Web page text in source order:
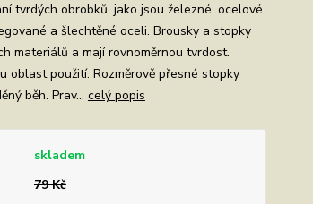
tvrdých obrobků, jako jsou železné, ocelové
a šlechtěné oceli. Brousky a stopky
materiálů a mají rovnoměrnou tvrdost.
oblast použití. Rozměrově přesné stopky
běh. Prav... celý popis
skladem
79 Kč